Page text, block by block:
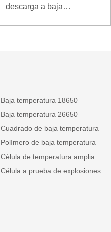
descarga a baja
Baja temperatura 18650
Baja temperatura 26650
Cuadrado de baja temperatura
Polímero de baja temperatura
Célula de temperatura amplia
Célula a prueba de explosiones